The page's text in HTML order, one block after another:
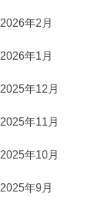
2026年2月
2026年1月
2025年12月
2025年11月
2025年10月
2025年9月